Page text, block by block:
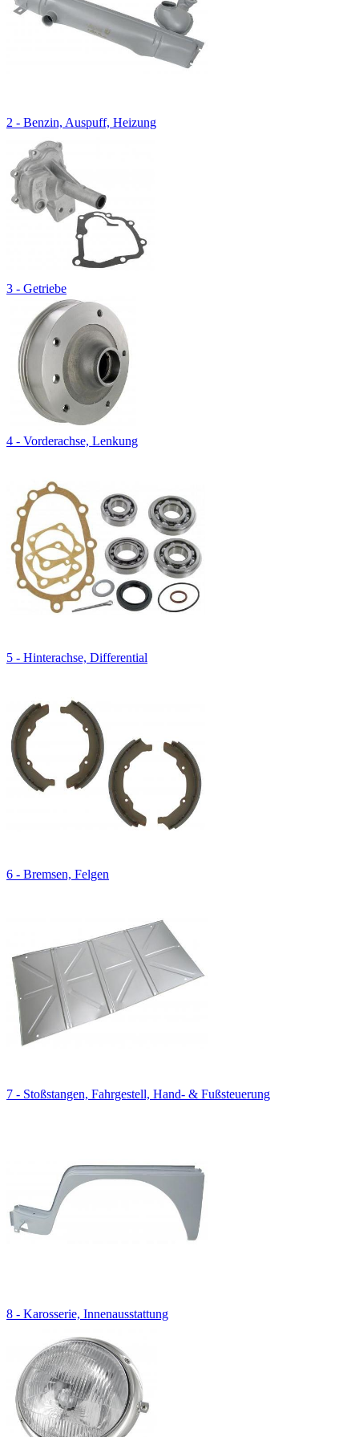
2 - Benzin, Auspuff, Heizung
3 - Getriebe
4 - Vorderachse, Lenkung
5 - Hinterachse, Differential
6 - Bremsen, Felgen
7 - Stoßstangen, Fahrgestell, Hand- & Fußsteuerung
8 - Karosserie, Innenausstattung